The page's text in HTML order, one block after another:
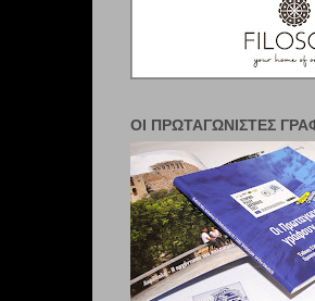
ΟΙ ΠΡΩΤΑΓΩΝΙΣΤΈΣ